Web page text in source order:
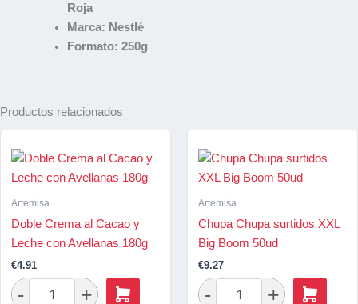
Roja
Marca: Nestlé
Formato: 250g
Productos relacionados
Artemisa
Doble Crema al Cacao y
Leche con Avellanas 180g
€4.91
Artemisa
Chupa Chupa surtidos XXL
Big Boom 50ud
€9.27